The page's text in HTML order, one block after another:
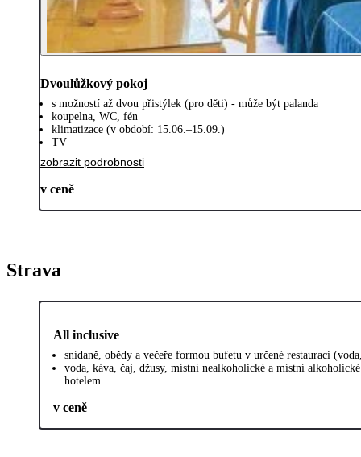
Dvoulůžkový pokoj
s možností až dvou přistýlek (pro děti) - může být palanda
koupelna, WC, fén
klimatizace (v období: 15.06.–15.09.)
TV
zobrazit podrobnosti
v ceně
Strava
All inclusive
snídaně, obědy a večeře formou bufetu v určené restauraci
voda, káva, čaj, džusy, místní nealkoholické a místní
hotelem
v ceně